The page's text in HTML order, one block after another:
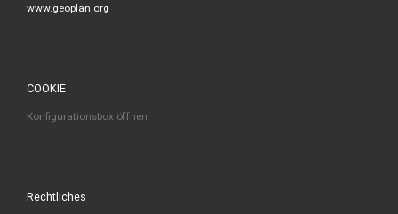
www.geoplan.org
COOKIE
Konfigurationsbox öffnen
Rechtliches